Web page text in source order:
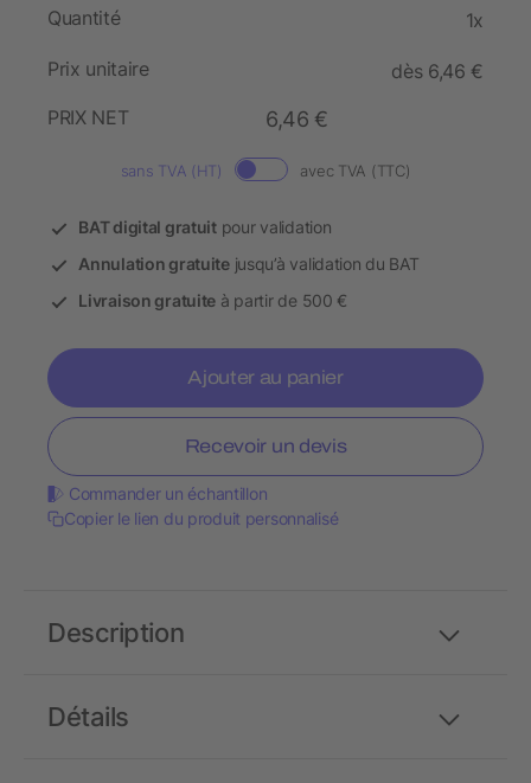
Quantité 1x
Prix unitaire
dès 6,46 €
PRIX NET
6,46 €
sans TVA (HT) avec TVA (TTC)
BAT digital gratuitpour validation
Annulation gratuitejusqu’à validation du BAT
Livraison gratuite à partir de 500 €
Ajouter au panier
Recevoir un devis
Commander un échantillon
Copier le lien du produit personnalisé
Détails
Description